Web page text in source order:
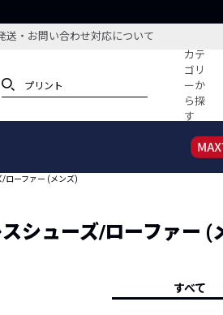
・お問い合わせ対応について
カテ
ゴリ
ーか
ら探
す
特集記事
コーディネート
/ローファー (メンズ)
シューズ/ローファー (
すべて